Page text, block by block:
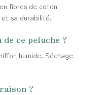
fibres de coton
et sa durabilité.
ce peluche ?
humide. Séchage
?